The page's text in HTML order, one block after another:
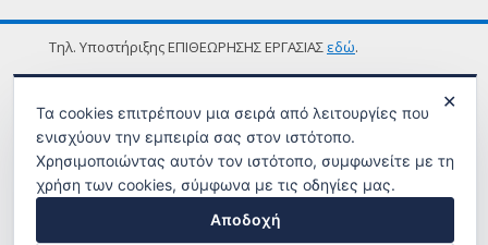
Τηλ. Υποστήριξης ΕΠΙΘΕΩΡΗΣΗΣ ΕΡΓΑΣΙΑΣ εδώ.
ΟΡΟΙ ΧΡΗΣΗΣ
✕
Τα cookies επιτρέπουν μια σειρά από λειτουργίες που
ενισχύουν την εμπειρία σας στον ιστότοπο.
Χρησιμοποιώντας αυτόν τον ιστότοπο, συμφωνείτε με τη
χρήση των cookies, σύμφωνα με τις οδηγίες μας.
Αποδοχή